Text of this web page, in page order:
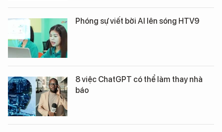
Phóng sự viết bởi AI lên sóng HTV9
8 việc ChatGPT có thể làm thay nhà
báo